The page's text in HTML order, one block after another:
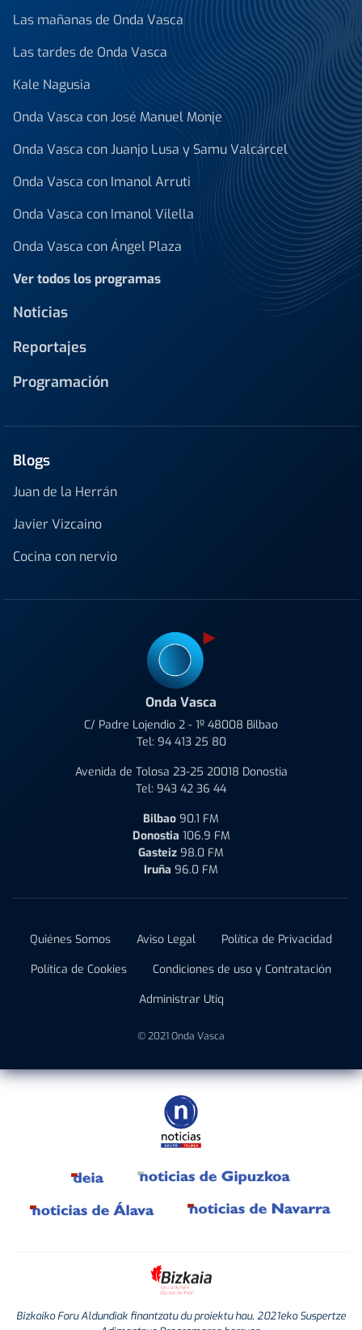
Las mañanas de Onda Vasca
Las tardes de Onda Vasca
Kale Nagusia
Onda Vasca con José Manuel Monje
Onda Vasca con Juanjo Lusa y Samu Valcárcel
Onda Vasca con Imanol Arruti
Onda Vasca con Imanol Vilella
Onda Vasca con Ángel Plaza
Ver todos los programas
Noticias
Reportajes
Programación
Blogs
Juan de la Herrán
Javier Vizcaino
Cocina con nervio
Onda Vasca
C/ Padre Lojendio 2 - 1º 48008 Bilbao
Tel: 94 413 25 80
Avenida de Tolosa 23-25 20018 Donostia
Tel: 943 42 36 44
Bilbao 90.1 FM
Donostia 106.9 FM
Gasteiz 98.0 FM
Iruña 96.0 FM
Quiénes Somos Aviso Legal
Política de Privacidad
Política de Cookies
Condiciones de uso y Contratación
Administrar Utiq
© 2021 Onda Vasca
Bizkaiko Foru Aldundiak finantzatu du proiektu hau, 2021eko Suspertze